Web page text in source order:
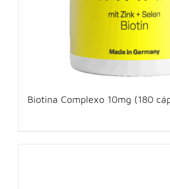
Biotina Complexo 10mg (180